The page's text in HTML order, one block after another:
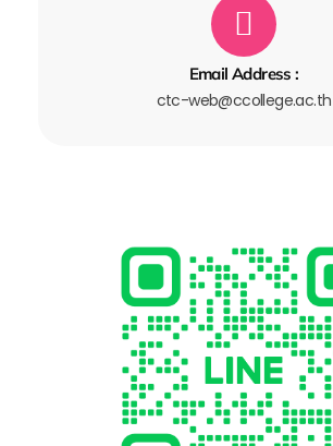
Email Address :
ctc-web@ccollege.ac.th